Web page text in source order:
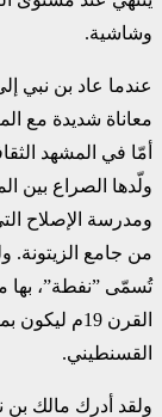
وشاشية.‏
عندما عاد بن نبي
معاناة شديدة مع
أمّا في المشهد
ولّدها ‏الصراع بين
ومدرسة الإصلاح
من جامع الزيتونة.
تُسمّى ‏‏”نفطة”، بها
القرن 19م
القسنطيني.‏
ولقد أدرك مالك بن